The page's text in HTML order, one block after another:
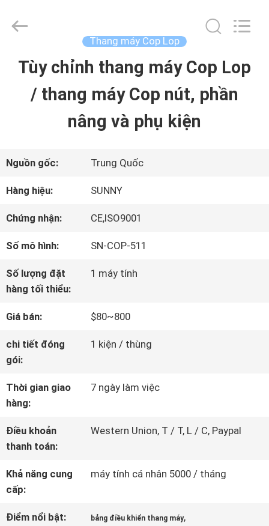
TRANG
CHỦ
SẢN
PHẨM
VIDEO
VỀ
CHÚNG
TÔI
THAM
QUAN
NHÀ
KIỂM
2026
SHANGHAI
CO.,LTD.
Thang máy Cop Lop
Tùy chỉnh thang máy Cop Lop
/ thang máy Cop nút, phần
nâng và phụ kiện
Nguồn gốc: Trung Quốc
Hàng hiệu: SUNNY
Chứng nhận: CE,ISO9001
Số mô hình: SN-COP-511
Số lượng đặt
hàng tối thiểu:
1 máy tính
Giá bán: $80~800
chi tiết đóng
gói:
1 kiện / thùng
Thời gian giao
hàng:
7 ngày làm việc
Điều khoản
thanh toán:
Western Union, T / T, L / C, Paypal
Khả năng cung
cấp:
máy tính cá nhân 5000 / tháng
Điểm nổi bật: bảng điều khiển thang máy,